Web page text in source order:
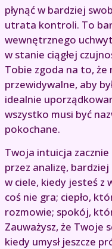
płynąć w bardziej
utrata kontroli. To
wewnętrznego
w stanie ciągłej
Tobie zgoda na to, że
przewidywalne, aby
idealnie
wszystko musi być
pokochane.
Twoja intuicja zacznie
przez analizę,
w ciele, kiedy jesteś z
coś nie gra; ciepło,
rozmowie; spokój,
Zauważysz, że Twoje
kiedy umysł jeszcze